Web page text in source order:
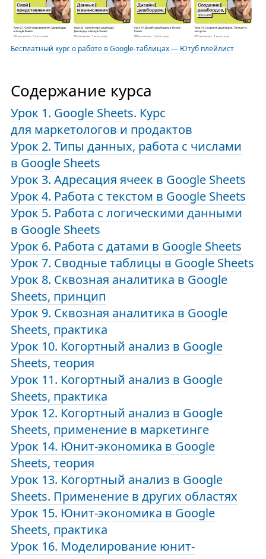
Бесплатный курс о работе в Google-таблицах — Ютуб плейлист
Содержание курса
Урок 1. Google Sheets. Курс
для маркетологов и продактов
Урок 2. Типы данных, работа с числами
в Google Sheets
Урок 3. Адресация ячеек в Google Sheets
Урок 4. Работа с текстом в Google Sheets
Урок 5. Работа с логическими данными
в Google Sheets
Урок 6. Работа с датами в Google Sheets
Урок 7. Сводные таблицы в Google Sheets
Урок 8. Сквозная аналитика в Google
Sheets, принцип
Урок 9. Сквозная аналитика в Google
Sheets, практика
Урок 10. Когортный анализ в Google
Sheets, теория
Урок 11. Когортный анализ в Google
Sheets, практика
Урок 12. Когортный анализ в Google
Sheets, применение в маркетинге
Урок 14. Юнит-экономика в Google
Sheets, теория
Урок 13. Когортный анализ в Google
Sheets. Применение в других областях
Урок 15. Юнит-экономика в Google
Sheets, практика
Урок 16. Моделирование юнит-